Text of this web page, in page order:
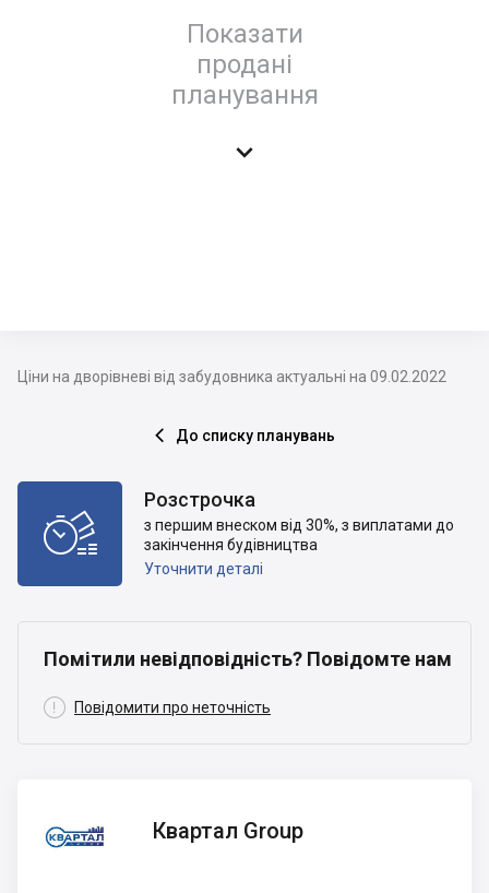
Показати
продані
планування

Ціни на дворівневі від забудовника актуальні на 09.02.2022
 До списку планувань

Розстрочка
з першим внеском від 30%, з виплатами до
закінчення будівництва
Уточнити деталі
Помітили невідповідність? Повідомте нам
 Повідомити про неточність
Group
Квартал Group